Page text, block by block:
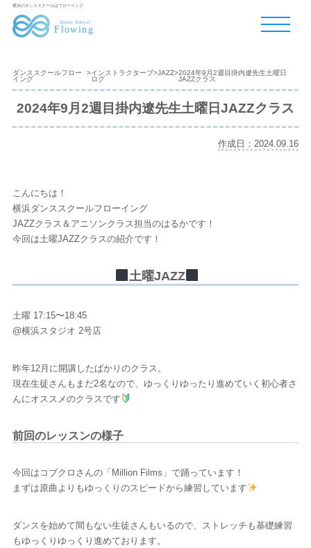
横浜のダンススクールはフローイング
ダンススクールフロー
イング
>インストラクターブ
ログ
>JAZZ>2024年9月2週目掛内遼先生土曜日
JAZZクラス
2024年9月2週目掛内遼先生土曜日JAZZクラス
作成日：2024.09.16
こんにちは！
横浜ダンススクールフローイング
JAZZクラス＆アニソンクラス担当のはるかです！
今回は土曜JAZZクラスの紹介です！
土曜JAZZ
土曜 17:15〜18:45
@横浜スタジオ 2号店
昨年12月に開講したばかりのクラス。
現在生徒さんもまだ2名なので、ゆっくりゆったり進めていく初心者さ
んにオススメのクラスです
前回のレッスンの様子
今回はコブクロさんの「Million Films」で踊っています！
まずは原曲よりもゆっくりのスピードから練習しています
ダンスを始めて間もない生徒さんもいるので、ストレッチも基礎練習
もゆっくりゆっくり進めております。